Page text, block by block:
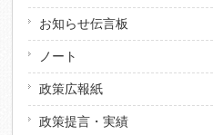
お知らせ伝言板
ノート
政策広報紙
政策提言・実績